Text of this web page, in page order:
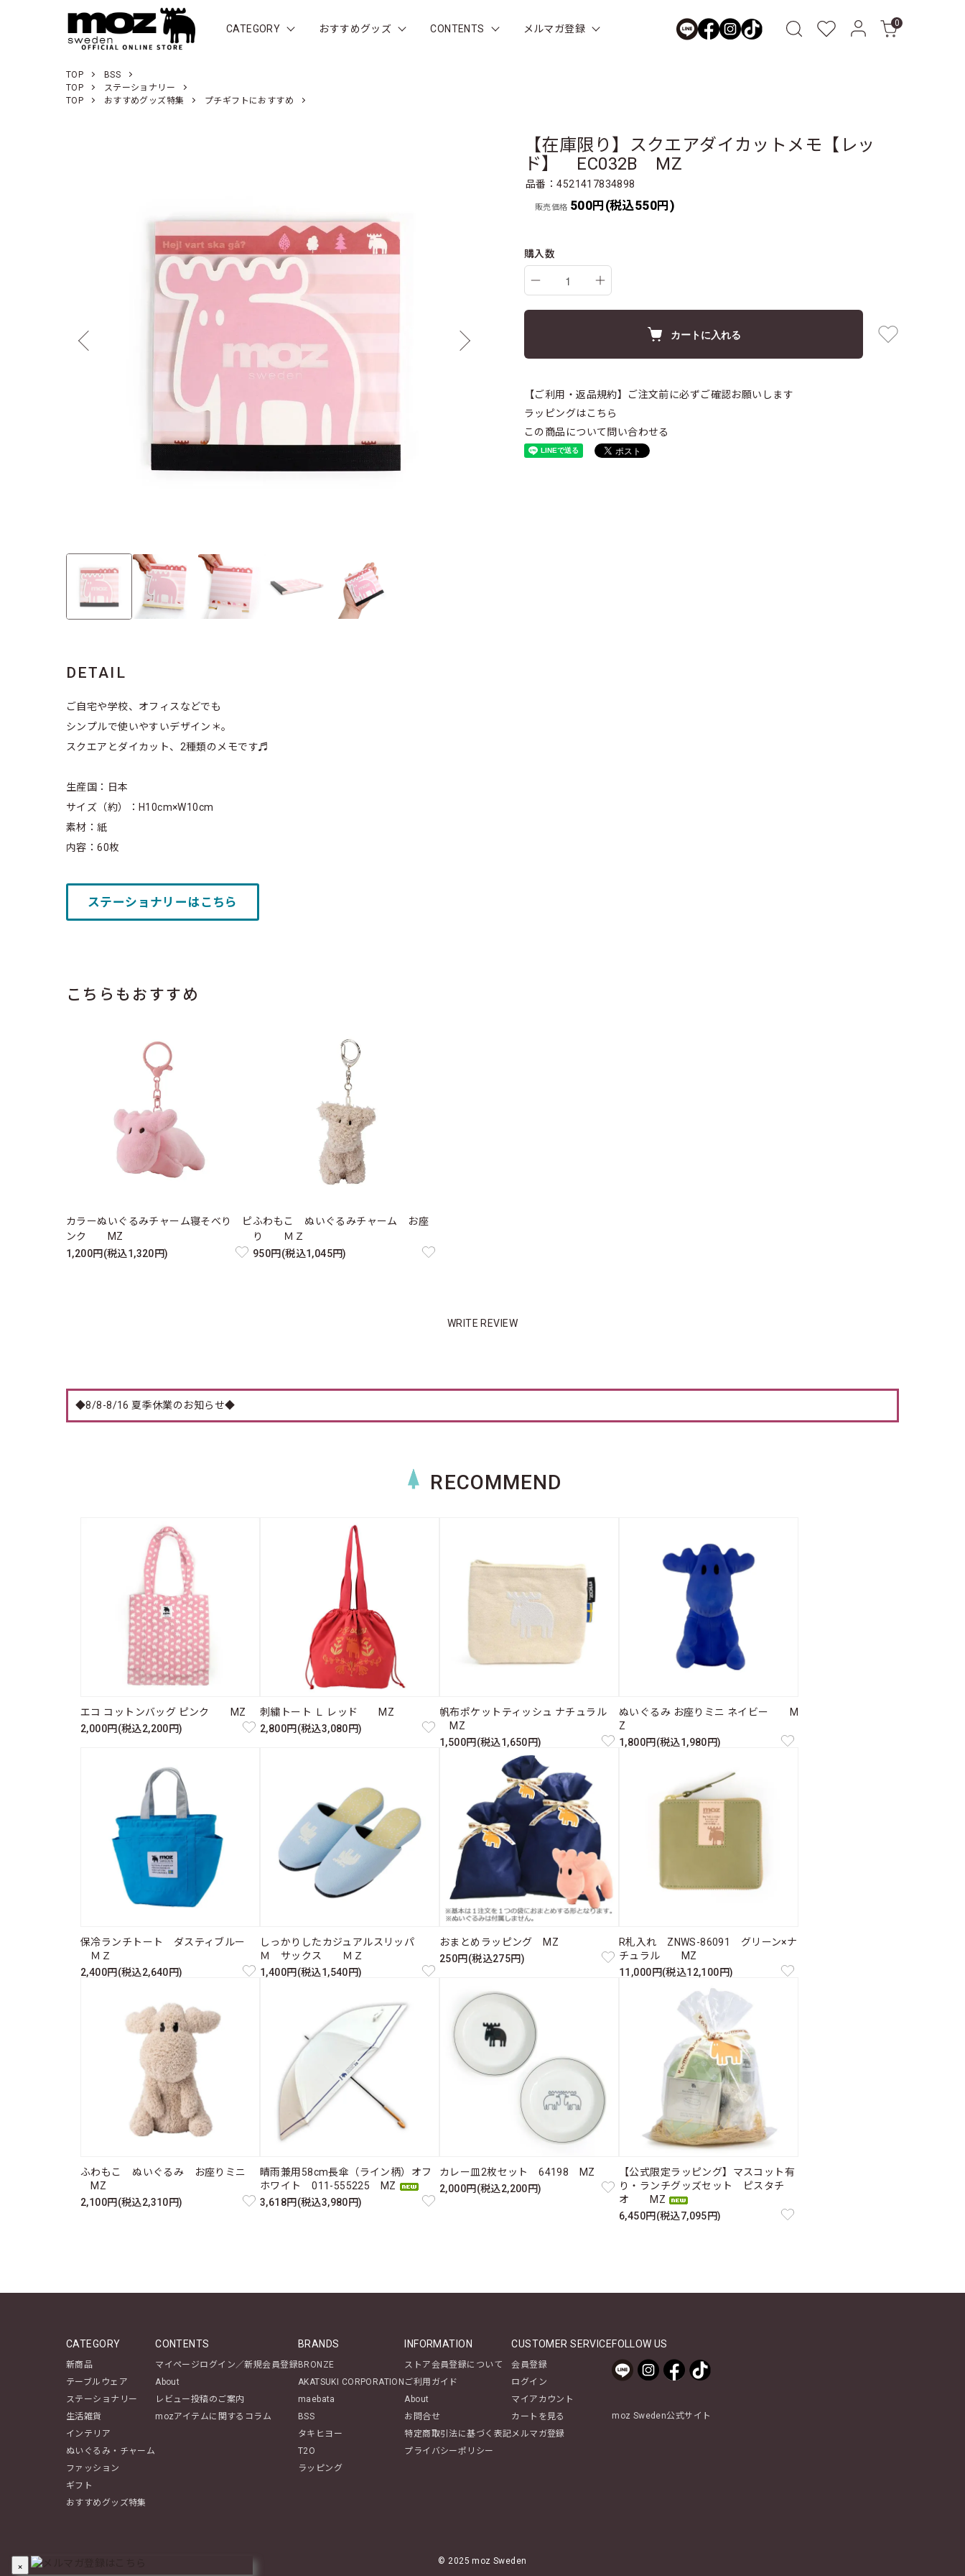
CATEGORY おすすめグッズ CONTENTS メルマガ登録 0
TOP
BSS
TOP
ステーショナリー
TOP
おすすめグッズ特集 プチギフトにおすすめ
【在庫限り】スクエアダイカットメモ【レッ
ド】 EC032B MZ
品番：4521417834898
販売価格 500円(税込550円)
購入数
カートに入れる
【ご利用・返品規約】ご注文前に必ずご確認お願いします
ラッピングはこちら
この商品について問い合わせる
DETAIL
ご自宅や学校、オフィスなどでも
シンプルで使いやすいデザイン＊。
スクエアとダイカット、2種類のメモです♬
生産国：日本
サイズ（約）：H10cm×W10cm
素材：紙
内容：60枚
ステーショナリーはこちら
こちらもおすすめ
カラーぬいぐるみチャーム寝そべり ピ
ンク MZ
1,200円(税込1,320円)
ふわもこ ぬいぐるみチャーム お座
り ＭＺ
950円(税込1,045円)
WRITE REVIEW
◆8/8-8/16 夏季休業のお知らせ◆
RECOMMEND
エコ コットンバッグ ピンク MZ
2,000円(税込2,200円)
刺繍トート Ｌ レッド MZ
2,800円(税込3,080円)
帆布ポケットティッシュ ナチュラル
MZ
1,500円(税込1,650円)
ぬいぐるみ お座りミニ ネイビー M
Z
1,800円(税込1,980円)
保冷ランチトート ダスティブルー
ＭＺ
2,400円(税込2,640円)
しっかりしたカジュアルスリッパ
Ｍ サックス ＭＺ
1,400円(税込1,540円)
おまとめラッピング MZ
250円(税込275円)
R札入れ ZNWS-86091 グリーン×ナ
チュラル MZ
11,000円(税込12,100円)
ふわもこ ぬいぐるみ お座りミニ
MZ
2,100円(税込2,310円)
晴雨兼用58cm長傘（ライン柄）オフ
ホワイト 011-555225 MZ
3,618円(税込3,980円)
カレー皿2枚セット 64198 MZ
2,000円(税込2,200円)
【公式限定ラッピング】マスコット有
り・ランチグッズセット ピスタチ
オ MZ
6,450円(税込7,095円)
CATEGORY
新商品
テーブルウェア
ステーショナリー
生活雑貨
インテリア
ぬいぐるみ・チャーム
ファッション
ギフト
おすすめグッズ特集
CONTENTS
マイページログイン／新規会員登録
About
レビュー投稿のご案内
mozアイテムに関するコラム
BRANDS
BRONZE
AKATSUKI CORPORATION
maebata
BSS
タキヒヨー
T2O
ラッピング
INFORMATION
ストア会員登録について
ご利用ガイド
About
お問合せ
特定商取引法に基づく表記
プライバシーポリシー
CUSTOMER SERVICE
会員登録
ログイン
マイアカウント
カートを見る
メルマガ登録
FOLLOW US
moz Sweden公式サイト
© 2025 moz Sweden
×